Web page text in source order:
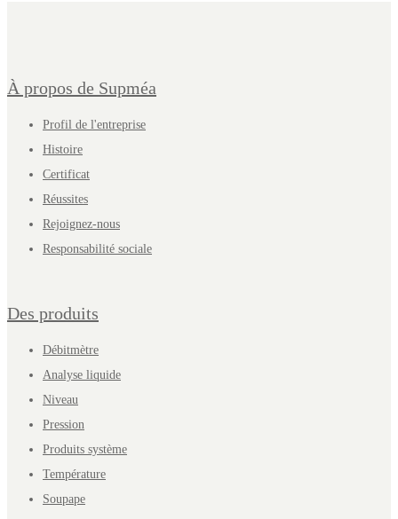
À propos de Supméa
Profil de l'entreprise
Histoire
Certificat
Réussites
Rejoignez-nous
Responsabilité sociale
Des produits
Débitmètre
Analyse liquide
Niveau
Pression
Produits système
Température
Soupape